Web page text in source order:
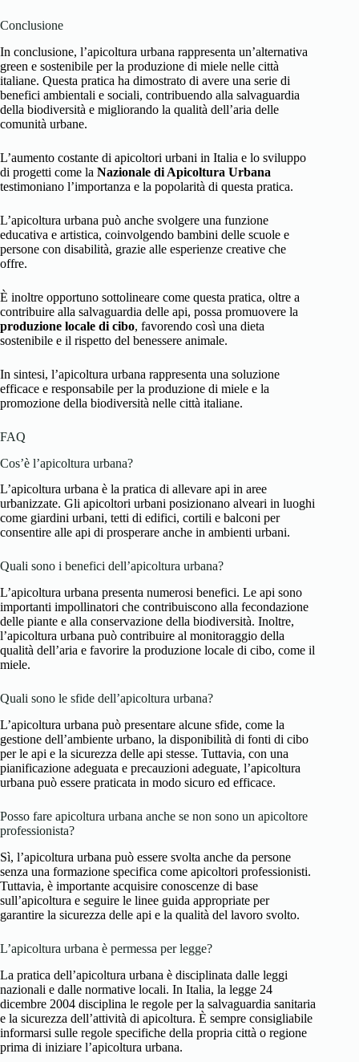
Conclusione
In conclusione, l’apicoltura urbana rappresenta un’alternativa
green e sostenibile per la produzione di miele nelle città
italiane. Questa pratica ha dimostrato di avere una serie di
benefici ambientali e sociali, contribuendo alla salvaguardia
della biodiversità e migliorando la qualità dell’aria delle
comunità urbane.
L’aumento costante di apicoltori urbani in Italia e lo sviluppo
di progetti come la Nazionale di Apicoltura Urbana
testimoniano l’importanza e la popolarità di questa pratica.
L’apicoltura urbana può anche svolgere una funzione
educativa e artistica, coinvolgendo bambini delle scuole e
persone con disabilità, grazie alle esperienze creative che
offre.
È inoltre opportuno sottolineare come questa pratica, oltre a
contribuire alla salvaguardia delle api, possa promuovere la
produzione locale di cibo, favorendo così una dieta
sostenibile e il rispetto del benessere animale.
In sintesi, l’apicoltura urbana rappresenta una soluzione
efficace e responsabile per la produzione di miele e la
promozione della biodiversità nelle città italiane.
FAQ
Cos’è l’apicoltura urbana?
L’apicoltura urbana è la pratica di allevare api in aree
urbanizzate. Gli apicoltori urbani posizionano alveari in luoghi
come giardini urbani, tetti di edifici, cortili e balconi per
consentire alle api di prosperare anche in ambienti urbani.
Quali sono i benefici dell’apicoltura urbana?
L’apicoltura urbana presenta numerosi benefici. Le api sono
importanti impollinatori che contribuiscono alla fecondazione
delle piante e alla conservazione della biodiversità. Inoltre,
l’apicoltura urbana può contribuire al monitoraggio della
qualità dell’aria e favorire la produzione locale di cibo, come il
miele.
Quali sono le sfide dell’apicoltura urbana?
L’apicoltura urbana può presentare alcune sfide, come la
gestione dell’ambiente urbano, la disponibilità di fonti di cibo
per le api e la sicurezza delle api stesse. Tuttavia, con una
pianificazione adeguata e precauzioni adeguate, l’apicoltura
urbana può essere praticata in modo sicuro ed efficace.
Posso fare apicoltura urbana anche se non sono un apicoltore
professionista?
Sì, l’apicoltura urbana può essere svolta anche da persone
senza una formazione specifica come apicoltori professionisti.
Tuttavia, è importante acquisire conoscenze di base
sull’apicoltura e seguire le linee guida appropriate per
garantire la sicurezza delle api e la qualità del lavoro svolto.
L’apicoltura urbana è permessa per legge?
La pratica dell’apicoltura urbana è disciplinata dalle leggi
nazionali e dalle normative locali. In Italia, la legge 24
dicembre 2004 disciplina le regole per la salvaguardia sanitaria
e la sicurezza dell’attività di apicoltura. È sempre consigliabile
informarsi sulle regole specifiche della propria città o regione
prima di iniziare l’apicoltura urbana.